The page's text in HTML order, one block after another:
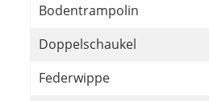
Bodentrampolin
Doppelschaukel
Federwippe